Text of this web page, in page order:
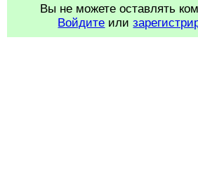
Вы не можете оставлять
Войдите или